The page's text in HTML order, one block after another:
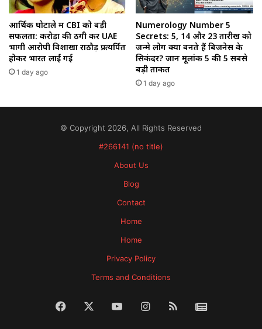
आर्थिक घोटाले में CBI को बड़ी
सफलता: करोड़ों की ठगी कर UAE
भागी आरोपी विशाखा राठौड़ प्रत्यर्पित
होकर भारत लाई गई
1 day ago
Numerology Number 5
Secrets: 5, 14 और 23 तारीख को
जन्मे लोग क्यों बनते हैं बिजनेस के
सिकंदर? जानें मूलांक 5 की 5 सबसे
बड़ी ताकतें
1 day ago
© Copyright 2026, All Rights Reserved
#266141 (no title)
About Us
Blog
Contact
Home
Home
Privacy Policy
Terms and Conditions
Facebook YouTubeInstagram
RSS News